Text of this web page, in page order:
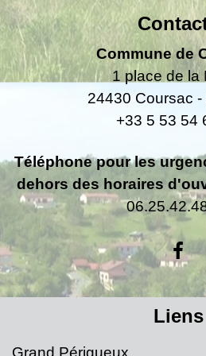
Commune de
1 place de la
24430 Coursac -
+33 5 53 54
Téléphone pour les
dehors des horaires
Liens
Grand Périgueux